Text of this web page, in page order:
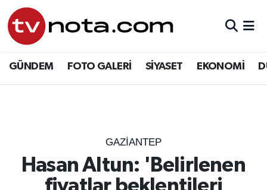
GÜNDEM FOTO GALERİ SİYASET EKONOMİ
GAZIANTEP
Hasan Altun: 'Belirlenen
GÜNDEM
YURT
Hava Durumu
Son Dakika Haberleri